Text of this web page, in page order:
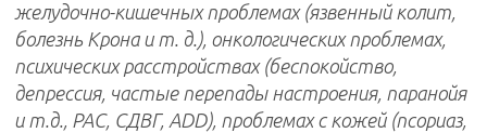
желудочно-кишечных проблемах (язвенный колит,
болезнь Крона и т. д.), онкологических проблемах,
психических расстройствах (беспокойство,
депрессия, частые перепады настроения, паранойя
и т.д., РАС, СДВГ, ADD), проблемах с кожей (псориаз,